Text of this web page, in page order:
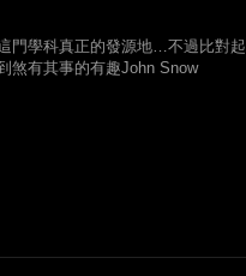
門學科真正的發源地…不過比對起
煞有其事的有趣John Snow